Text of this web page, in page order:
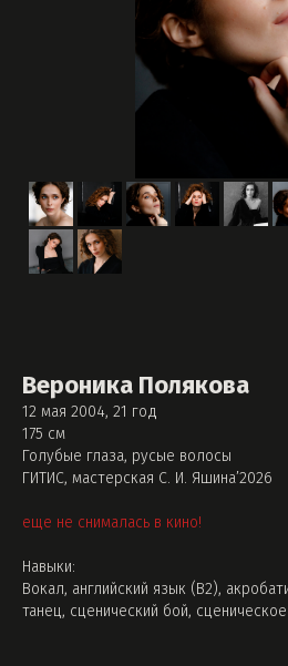
Вероника Полякова
12 мая 2004, 21 год
175 см
Голубые глаза, русые волосы
ГИТИС, мастерская С. И. Яшина’2026
еще не снималась в кино!
Навыки:
Вокал, английский язык (B2),
танец, сценический бой,